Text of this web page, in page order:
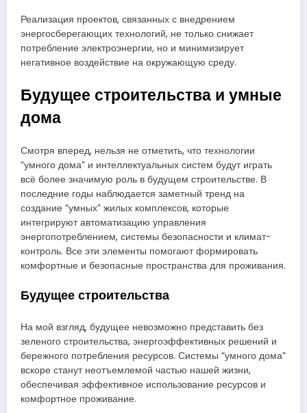
Реализация проектов, связанных с внедрением
энергосберегающих технологий, не только снижает
потребление электроэнергии, но и минимизирует
негативное воздействие на окружающую среду.
Будущее строительства и умные
дома
Смотря вперед, нельзя не отметить, что технологии
“умного дома” и интеллектуальных систем будут играть
всё более значимую роль в будущем строительстве. В
последние годы наблюдается заметный тренд на
создание “умных” жилых комплексов, которые
интегрируют автоматизацию управления
энергопотреблением, системы безопасности и климат-
контроль. Все эти элементы помогают формировать
комфортные и безопасные пространства для проживания.
Будущее строительства
На мой взгляд, будущее невозможно представить без
зеленого строительства, энергоэффективных решений и
бережного потребления ресурсов. Системы “умного дома”
вскоре станут неотъемлемой частью нашей жизни,
обеспечивая эффективное использование ресурсов и
комфортное проживание.